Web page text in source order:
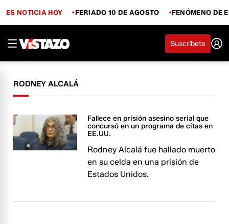
ES NOTICIA HOY FERIADO 10 DE AGOSTO FENÓMENO DE
Suscríbete
RODNEY ALCALÁ
Fallece en prisión asesino serial que
concursó en un programa de citas en
EE.UU.
Rodney Alcalá fue hallado muerto
en su celda en una prisión de
Estados Unidos.